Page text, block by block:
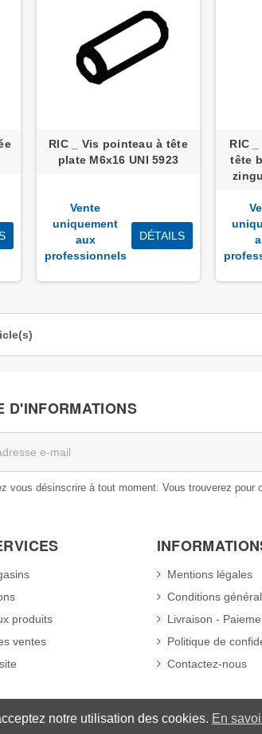
RIC _ Vis pointeau à tête
plate M6x16 UNI 5923
Vente
uniquement
aux
professionnels
DÉTAILS
RIC
tête
D'INFORMATIONS
vous désinscrire à tout moment. Vous trouverez
produits
ventes
Mentions légales
Conditions
Livraison -
Politique de
Contactez-nous
notre utilisation des cookies. En